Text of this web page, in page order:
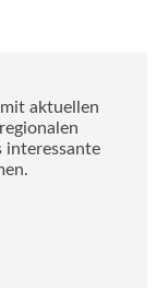
aktuellen
interessante